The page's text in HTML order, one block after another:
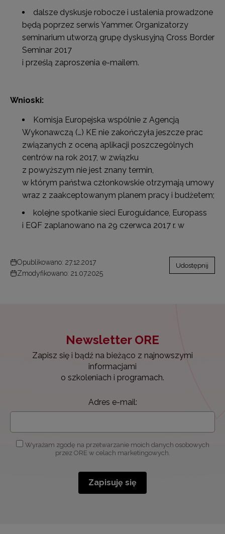
dalsze dyskusje robocze i ustalenia prowadzone
będą poprzez serwis Yammer. Organizatorzy
seminarium utworzą grupę dyskusyjną Cross Border
Seminar 2017
i prześlą zaproszenia e-mailem.
Wnioski:
Komisja Europejska wspólnie z Agencją
Wykonawczą (…) KE nie zakończyła jeszcze prac
związanych z oceną aplikacji poszczególnych
centrów na rok 2017, w związku
z powyższym nie jest znany termin,
w którym państwa członkowskie otrzymają umowy
wraz z zaakceptowanym planem pracy i budżetem;
kolejne spotkanie sieci Euroguidance, Europass
i EQF zaplanowano na 29 czerwca 2017 r. w
Opublikowano: 27.12.2017
Zmodyfikowano: 21.07.2025
Udostępnij
Newsletter ORE
Zapisz się i bądź na bieżąco z najnowszymi
informacjami
o szkoleniach i programach.
Adres e-mail:
Wyrażam zgodę na przetwarzanie moich danych osobowych
przez ORE w celach marketingowych.
Zapisuję się